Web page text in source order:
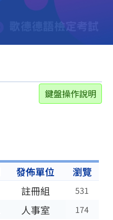
鍵盤操作說明
發佈單位
瀏覽
註冊組 531
人事室 174